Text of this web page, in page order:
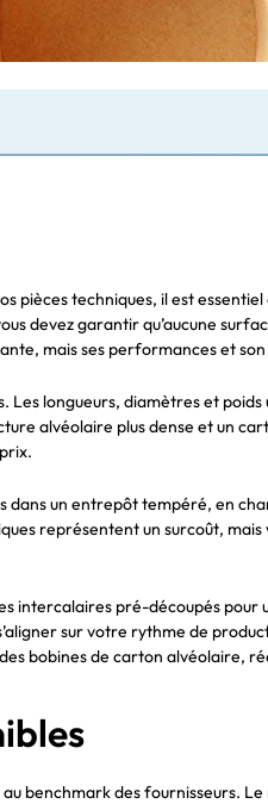
pièces techniques, il est
devez garantir qu’aucune
mais ses performances et
longueurs, diamètres et
alvéolaire plus dense et un
dans un entrepôt tempéré, en
représentent un surcoût,
intercalaires pré-découpés
sur votre rythme de
bobines de carton alvéolaire,
benchmark des fournisseurs.